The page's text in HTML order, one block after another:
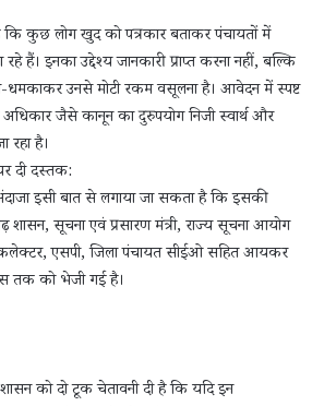
कुछ लोग खुद को पत्रकार बताकर पंचायतों में
इनका उद्देश्य जानकारी प्राप्त करना नहीं, बल्कि
धमकाकर उनसे मोटी रकम वसूलना है। आवेदन में स्पष्ट
जैसे कानून का दुरुपयोग निजी स्वार्थ और
है।
दी दस्तक:
इसी बात से लगाया जा सकता है कि इसकी
शासन, सूचना एवं प्रसारण मंत्री, राज्य सूचना आयोग
एसपी, जिला पंचायत सीईओ सहित आयकर
तक को भेजी गई है।
को दो टूक चेतावनी दी है कि यदि इन